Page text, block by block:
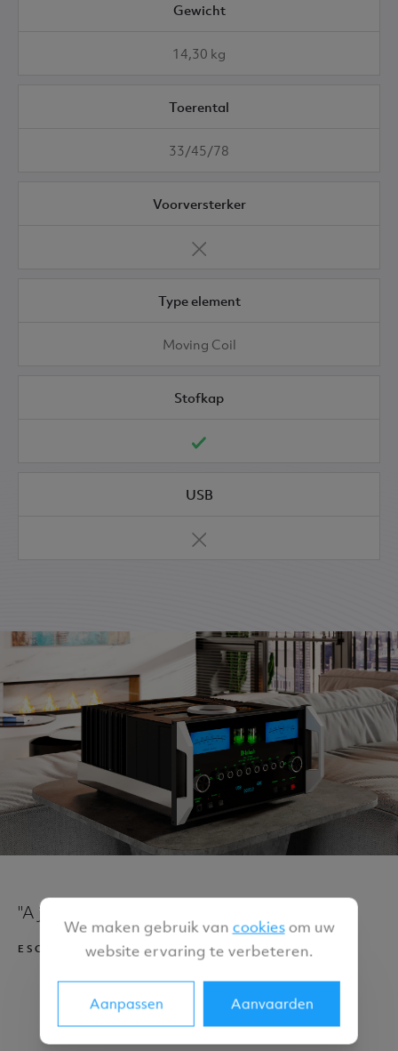
Gewicht
14,30 kg
Toerental
33/45/78
Voorversterker
Type element
Moving Coil
Stofkap
USB
"A journey through sound"
ESCAPE
Ook iets voor jou?
We maken gebruik van cookiesom uw
website ervaring te verbeteren.
Aanpassen Aanvaarden